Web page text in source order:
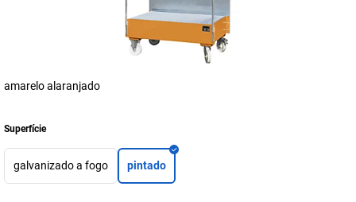
amarelo alaranjado
Superfície
galvanizado a fogo pintado